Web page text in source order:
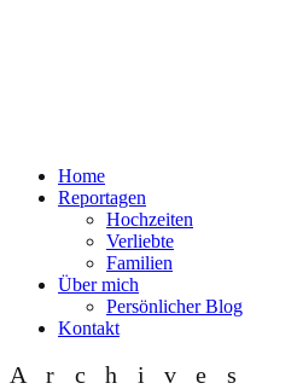
Home
Reportagen
Hochzeiten
Verliebte
Familien
Über mich
Persönlicher Blog
Kontakt
Archives